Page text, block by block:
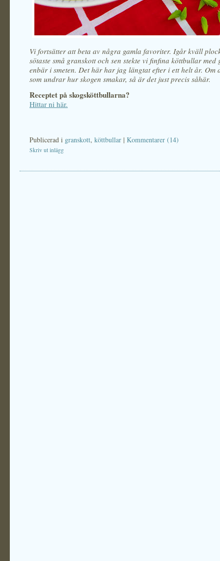
Vi fortsätter att beta av några gamla favoriter. Igår kväll
sötaste små granskott och sen stekte vi finfina köttbullar med
enbär i smeten. Det här har jag längtat efter i ett helt år. Om
som undrar hur skogen smakar, så är det just precis såhär.
Receptet på skogsköttbullarna?
Hittar ni här.
Publicerad i granskott, köttbullar | Kommentarer (14)
Skriv ut inlägg